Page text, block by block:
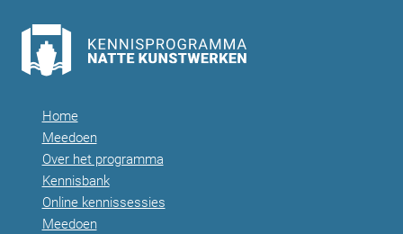
Home
Meedoen
Over het programma
Kennisbank
Online kennissessies
Meedoen